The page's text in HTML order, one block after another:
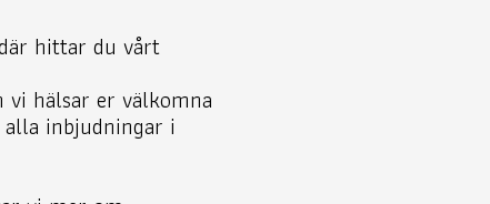
hittar du vårt
hälsar er välkomna
inbjudningar i